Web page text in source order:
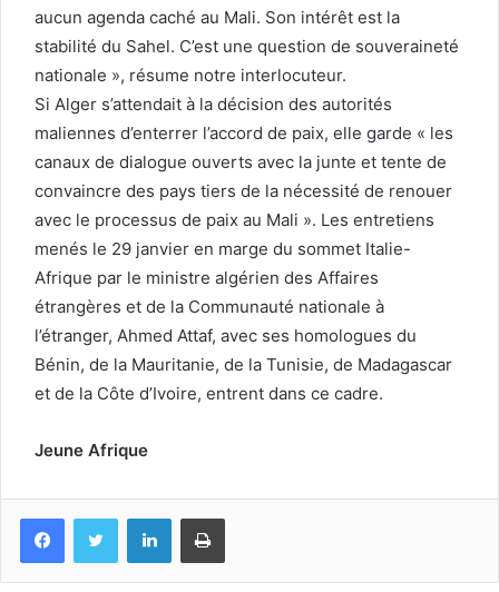
aucun agenda caché au Mali. Son intérêt est la
stabilité du Sahel. C’est une question de souveraineté
nationale », résume notre interlocuteur.
Si Alger s’attendait à la décision des autorités
maliennes d’enterrer l’accord de paix, elle garde « les
canaux de dialogue ouverts avec la junte et tente de
convaincre des pays tiers de la nécessité de renouer
avec le processus de paix au Mali ». Les entretiens
menés le 29 janvier en marge du sommet Italie-
Afrique par le ministre algérien des Affaires
étrangères et de la Communauté nationale à
l’étranger, Ahmed Attaf, avec ses homologues du
Bénin, de la Mauritanie, de la Tunisie, de Madagascar
et de la Côte d’Ivoire, entrent dans ce cadre.
Jeune Afrique
FacebookTwitter LinkedinImprimer